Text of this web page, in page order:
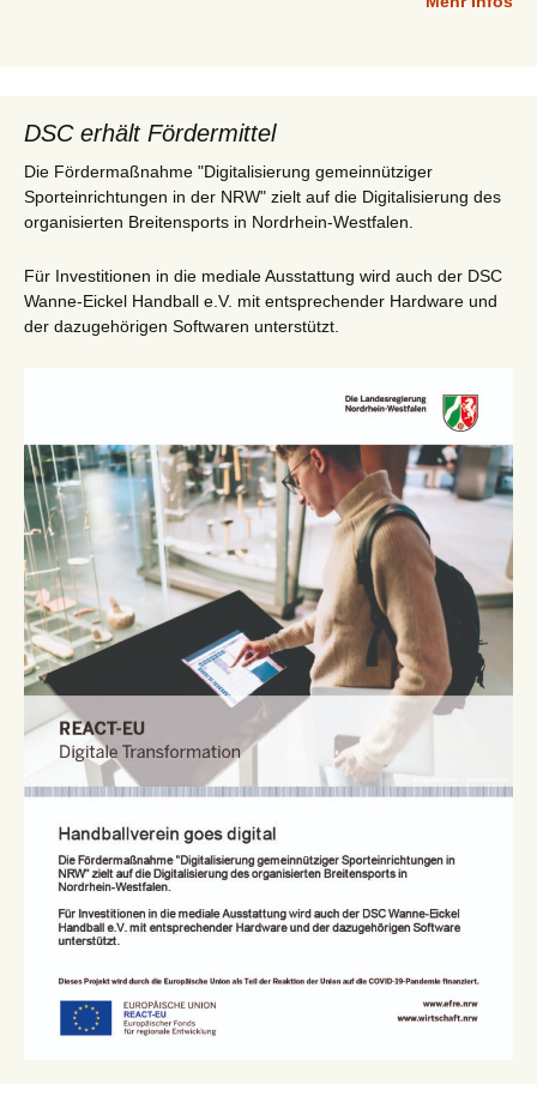
DSC erhält Fördermittel
Die Fördermaßnahme "Digitalisierung gemeinnütziger
Sporteinrichtungen in der NRW" zielt auf die Digitalisierung des
organisierten Breitensports in Nordrhein-Westfalen.
Für Investitionen in die mediale Ausstattung wird auch der DSC
Wanne-Eickel Handball e.V. mit entsprechender Hardware und
der dazugehörigen Softwaren unterstützt.